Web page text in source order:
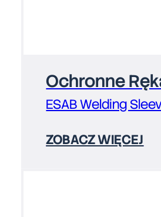
Ochronne
ESAB Welding
ZOBACZ WIĘCEJ